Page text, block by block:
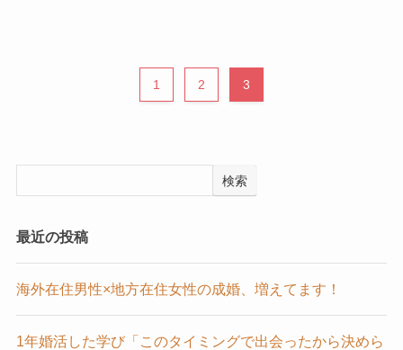
1 2 3
検索
最近の投稿
海外在住男性×地方在住女性の成婚、増えてます！
1年婚活した学び「このタイミングで出会ったから決めら